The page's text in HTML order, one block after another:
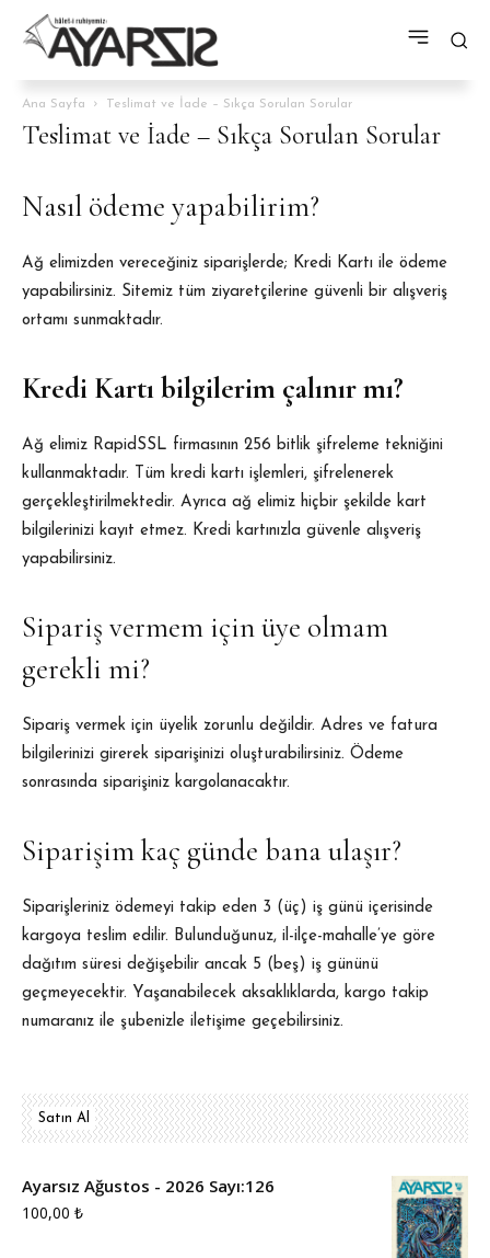
Ana Sayfa Teslimat ve İade – Sıkça Sorulan Sorular
Teslimat ve İade – Sıkça Sorulan Sorular
Nasıl ödeme yapabilirim?
Ağ elimizden vereceğiniz siparişlerde; Kredi Kartı ile ödeme
yapabilirsiniz. Sitemiz tüm ziyaretçilerine güvenli bir alışveriş
ortamı sunmaktadır.
Kredi Kartı bilgilerim çalınır mı?
Ağ elimiz RapidSSL firmasının 256 bitlik şifreleme tekniğini
kullanmaktadır. Tüm kredi kartı işlemleri, şifrelenerek
gerçekleştirilmektedir. Ayrıca ağ elimiz hiçbir şekilde kart
bilgilerinizi kayıt etmez. Kredi kartınızla güvenle alışveriş
yapabilirsiniz.
Sipariş vermem için üye olmam
gerekli mi?
Sipariş vermek için üyelik zorunlu değildir. Adres ve fatura
bilgilerinizi girerek siparişinizi oluşturabilirsiniz. Ödeme
sonrasında siparişiniz kargolanacaktır.
Siparişim kaç günde bana ulaşır?
Siparişleriniz ödemeyi takip eden 3 (üç) iş günü içerisinde
kargoya teslim edilir. Bulunduğunuz, il-ilçe-mahalle’ye göre
dağıtım süresi değişebilir ancak 5 (beş) iş gününü
geçmeyecektir. Yaşanabilecek aksaklıklarda, kargo takip
numaranız ile şubenizle iletişime geçebilirsiniz.
Satın Al
Ayarsız Ağustos - 2026 Sayı:126
100,00 ₺